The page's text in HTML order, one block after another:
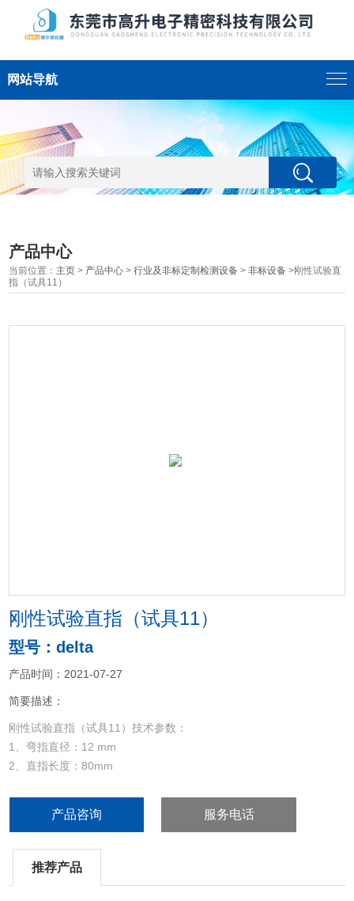
网站导航
产品中心
当前位置： 主页 > 产品中心 >行业及非标定制检测设备 >非标设备 >刚性试验直
指（试具11）
刚性试验直指（试具11）
型号：delta
产品时间：2021-07-27
简要描述：
刚性试验直指（试具11）技术参数：
1、弯指直径：12 mm
2、直指长度：80mm
5、参考标准：GB4706.1-2005第8.1.1条、IEC61032：1997 图7
产品咨询 服务电话
推荐产品